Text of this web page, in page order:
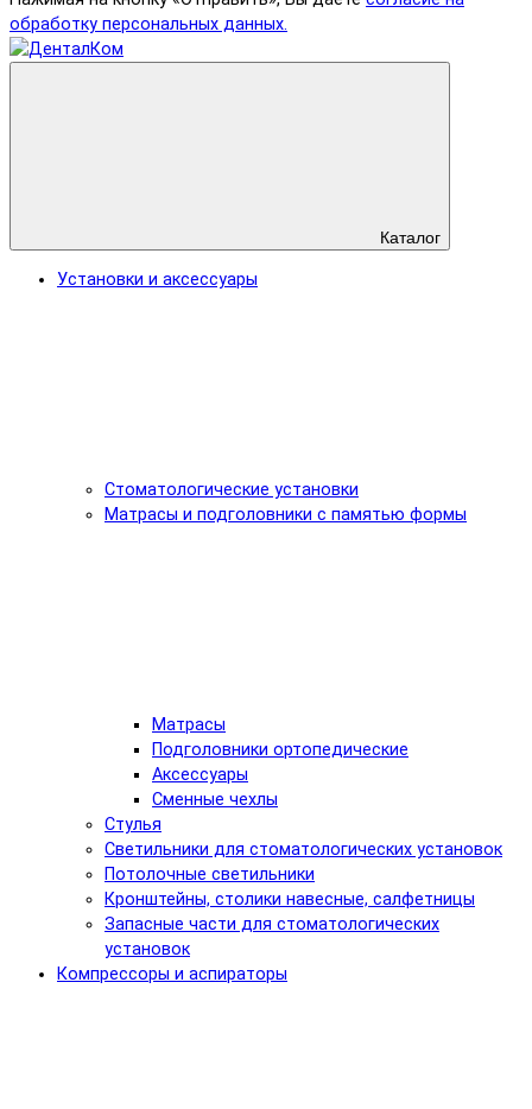
обработку персональных данных.
Каталог
Установки и аксессуары
Стоматологические установки
Матрасы и подголовники с памятью формы
Матрасы
Подголовники ортопедические
Аксессуары
Сменные чехлы
Стулья
Светильники для стоматологических установок
Потолочные светильники
Кронштейны, столики навесные, салфетницы
Запасные части для стоматологических
установок
Компрессоры и аспираторы